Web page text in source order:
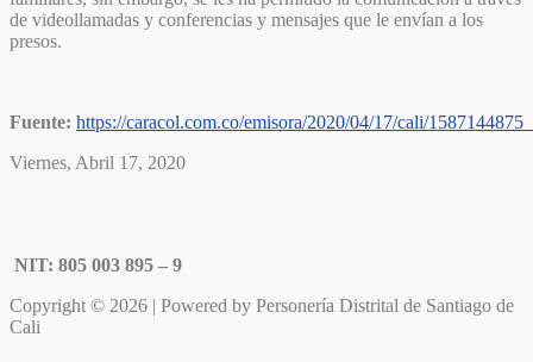
de videollamadas y conferencias y mensajes que le envían a los
presos.
Fuente: https://caracol.com.co/emisora/2020/04/17/cali/
Viernes, Abril 17, 2020
NIT: 805 003 895 – 9
Copyright © 2026 | Powered by Personería Distrital de Santiago de
Cali